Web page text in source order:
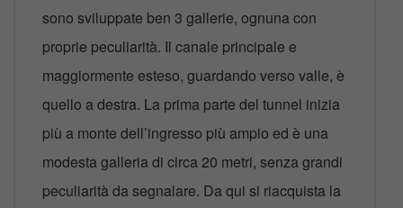
sono sviluppate ben 3 gallerie, ognuna con
proprie peculiarità. Il canale principale e
maggiormente esteso, guardando verso valle, è
quello a destra. La prima parte del tunnel inizia
più a monte dell’ingresso più ampio ed è una
modesta galleria di circa 20 metri, senza grandi
peculiarità da segnalare. Da qui si riacquista la